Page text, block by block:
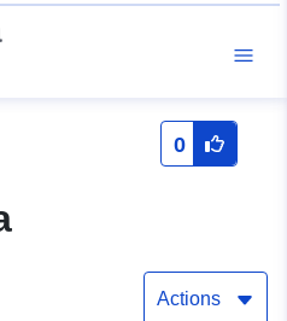
0
Actions